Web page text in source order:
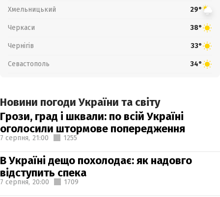
Хмельницький 29°
Черкаси 38°
Чернігів 33°
Севастополь 34°
Новини погоди України та світу
Грози, град і шквали: по всій Україні
оголосили штормове попередження
7 серпня, 21:00 1255
В Україні дещо похолодає: як надовго
відступить спека
7 серпня, 20:00 1709